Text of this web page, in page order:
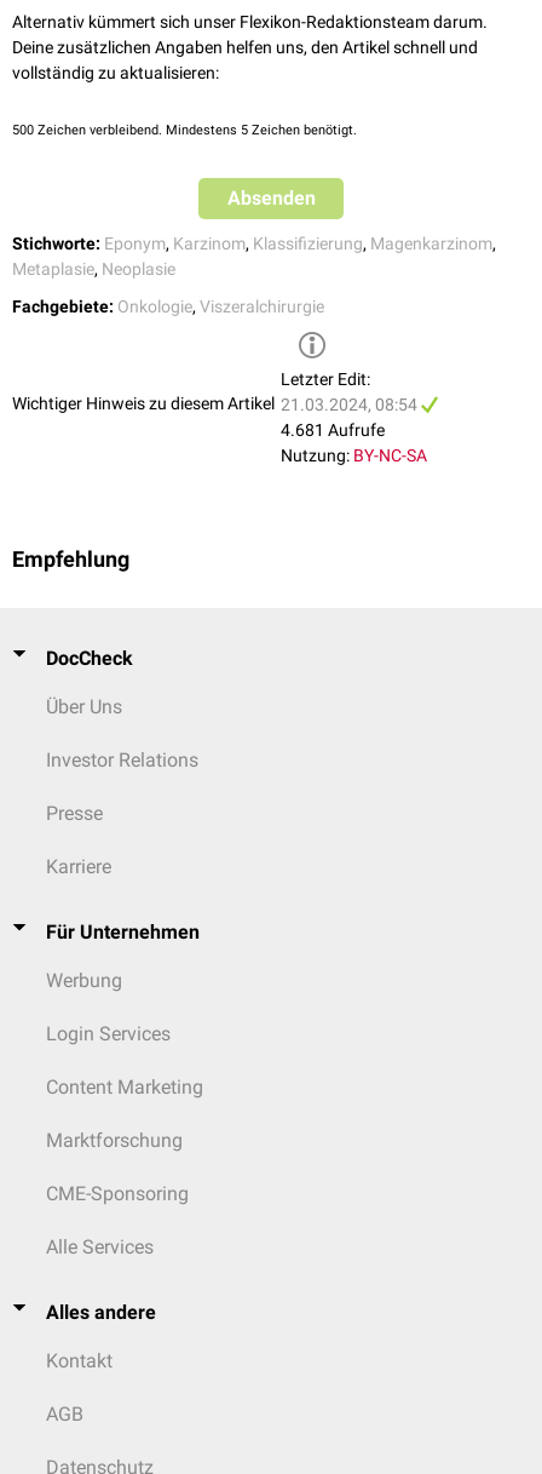
Klassifikationdetailliertere Informationen über die Tumorerkrankung
liefern.
Gastric Cancer Distinct Clinicopathological and Molecular Entities? A
Western Study
Cancers. 2021
Alternativ kümmert sich unser Flexikon-Redaktionsteam darum.
Deine zusätzlichen Angaben helfen uns, den Artikel schnell und
vollständig zu aktualisieren:
500 Zeichen verbleibend. Mindestens 5 Zeichen benötigt.
Absenden
Stichworte: Eponym, Karzinom, Klassifizierung, Magenkarzinom,
Metaplasie, Neoplasie
Fachgebiete: Onkologie, Viszeralchirurgie
Wichtiger Hinweis zu diesem Artikel
Letzter Edit:
21.03.2024, 08:54
4.681 Aufrufe
Nutzung: BY-NC-SA
Empfehlung
DocCheck
Über Uns
Investor Relations
Presse
Karriere
Für Unternehmen
Werbung
Login Services
Content Marketing
Marktforschung
CME-Sponsoring
Alle Services
Alles andere
Kontakt
AGB
Datenschutz